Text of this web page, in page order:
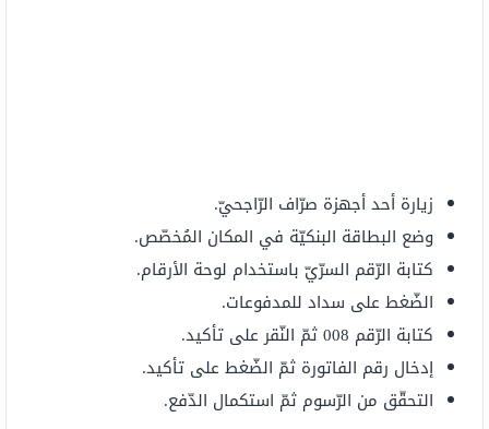
زيارة أحد أجهزة صرّاف الرّاجحيّ.
وضع البطاقة البنكيّة في المكان المُخصّص.
كتابة الرّقم السرّيّ باستخدام لوحة الأرقام.
الضّغط على سداد للمدفوعات.
كتابة الرّقم 008 ثمّ النّقر على تأكيد.
إدخال رقم الفاتورة ثمّ الضّغط على تأكيد.
التحقّق من الرّسوم ثمّ استكمال الدّفع.